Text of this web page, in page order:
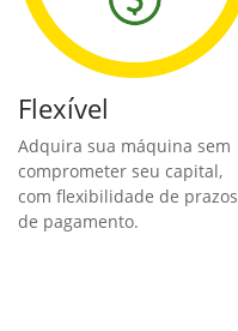
Flexível
Adquira sua máquina sem
comprometer seu capital,
com flexibilidade de prazos
de pagamento.